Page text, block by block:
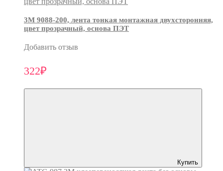
3М 9088-200, лента тонкая монтажная двухсторонняя,
цвет прозрачный, основа ПЭТ
Добавить отзыв
322₽
Купить